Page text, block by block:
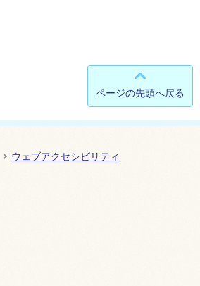
ページの先頭へ戻る
ウェブアクセシビリティ